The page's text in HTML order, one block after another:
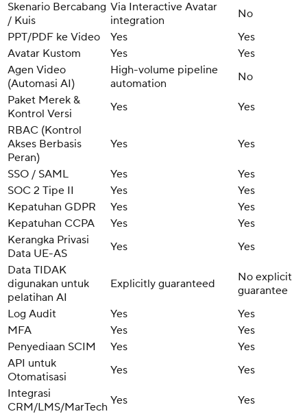
Skenario Bercabang
/ Kuis
Via Interactive Avatar
integration
No
PPT/PDF ke Video
Yes
Yes
Avatar Kustom
Yes
Yes
Agen Video
(Automasi AI)
High-volume pipeline
automation
No
Paket Merek &
Kontrol Versi
Yes
Yes
RBAC (Kontrol
Akses Berbasis
Peran)
Yes Yes
SSO / SAML Yes
Yes
SOC 2 Tipe II
Yes
Yes
Kepatuhan GDPR
Yes
Yes
Kepatuhan CCPA
Yes
Yes
Kerangka Privasi
Data UE-AS
Yes
Yes
Data TIDAK
digunakan untuk
pelatihan AI
Explicitly guaranteed
No explicit
guarantee
Log Audit
Yes
Yes
MFA
Yes
Yes
Penyediaan SCIM
Yes
Yes
API untuk
Otomatisasi
Yes
Yes
Integrasi
CRM/LMS/MarTech Yes
Yes